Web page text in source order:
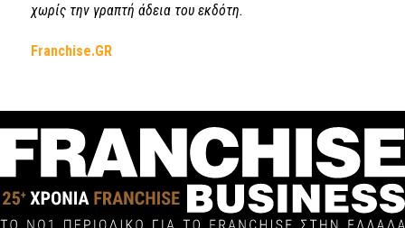
χωρίς την γραπτή άδεια του εκδότη.
Franchise.GR